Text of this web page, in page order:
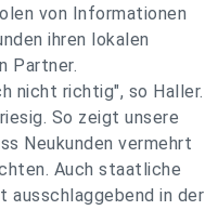
von Informationen
ihren lokalen
Partner.
nicht richtig", so Haller.
So zeigt unsere
Neukunden vermehrt
Auch staatliche
ausschlaggebend in der